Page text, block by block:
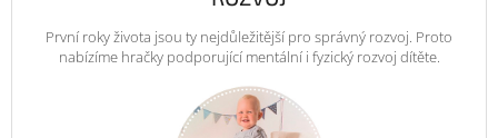
První roky života jsou ty nejdůležitější pro správný rozvoj. Proto
nabízíme hračky podporující mentální i fyzický rozvoj dítěte.